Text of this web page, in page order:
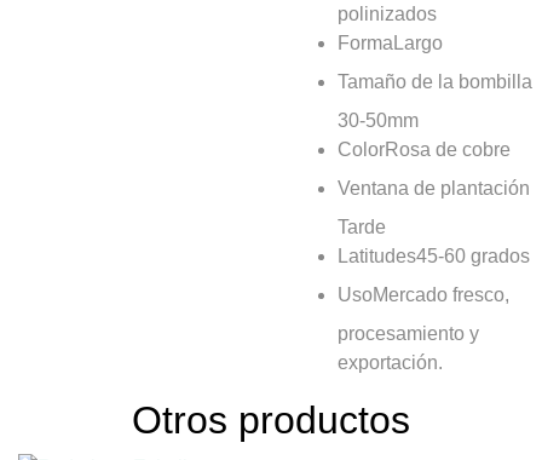
polinizados
Forma Largo
Tamaño de la bombilla
30-50mm
ColorRosa de cobre
Ventana de plantación
Tarde
Latitudes45-60 grados
UsoMercado fresco,
procesamiento y
exportación.
Otros productos